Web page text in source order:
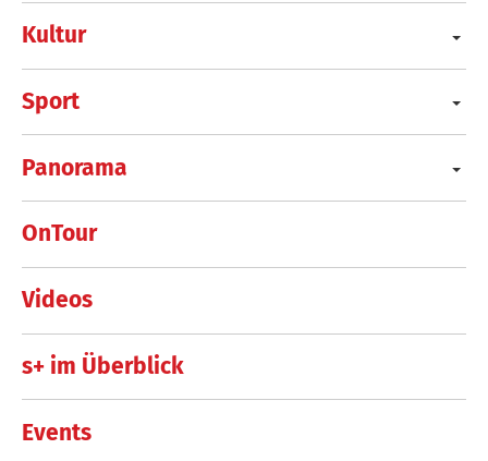
Kultur
Sport
Panorama
OnTour
Videos
s+ im Überblick
Events